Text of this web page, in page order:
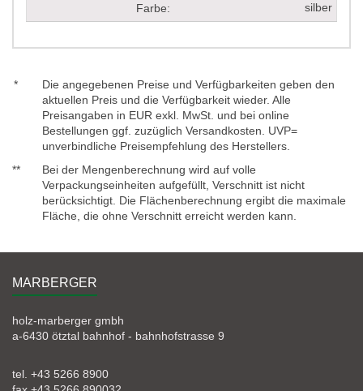
Farbe: silber
*
Die angegebenen Preise und Verfügbarkeiten geben den
aktuellen Preis und die Verfügbarkeit wieder. Alle
Preisangaben in EUR exkl. MwSt. und bei online
Bestellungen ggf. zuzüglich Versandkosten. UVP=
unverbindliche Preisempfehlung des Herstellers.
**
Bei der Mengenberechnung wird auf volle
Verpackungseinheiten aufgefüllt, Verschnitt ist nicht
berücksichtigt. Die Flächenberechnung ergibt die maximale
Fläche, die ohne Verschnitt erreicht werden kann.
MARBERGER
holz-marberger gmbh
a-6430 ötztal bahnhof - bahnhofstrasse 9
tel. +43 5266 8900